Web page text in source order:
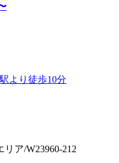
より徒歩10分
ア/W23960-212